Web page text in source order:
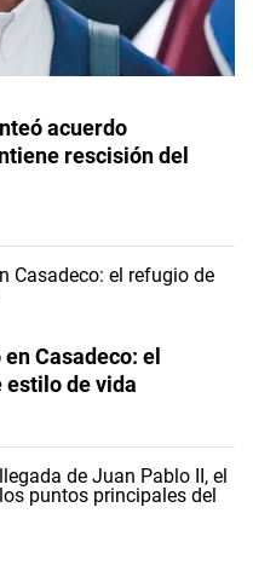
acuerdo
rescisión del
Casadeco: el
estilo de vida